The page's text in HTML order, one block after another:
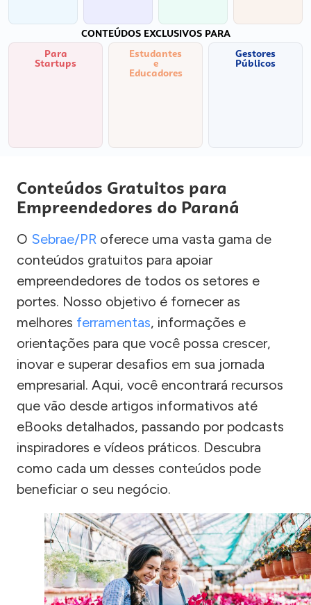
CONTEÚDOS EXCLUSIVOS PARA
Para
Startups
Estudantes
e
Educadores
Gestores
Públicos
Conteúdos Gratuitos para
Empreendedores do Paraná
O Sebrae/PR oferece uma vasta gama de
conteúdos gratuitos para apoiar
empreendedores de todos os setores e
portes. Nosso objetivo é fornecer as
melhores ferramentas, informações e
orientações para que você possa crescer,
inovar e superar desafios em sua jornada
empresarial. Aqui, você encontrará recursos
que vão desde artigos informativos até
eBooks detalhados, passando por podcasts
inspiradores e vídeos práticos. Descubra
como cada um desses conteúdos pode
beneficiar o seu negócio.